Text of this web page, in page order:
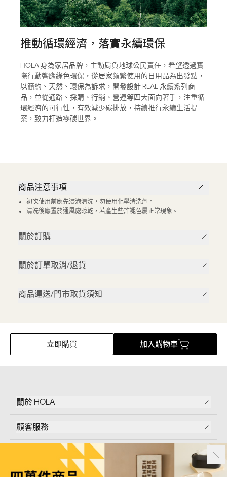
推動循環經濟，落實永續環保
HOLA 身為家居品牌，主動肩負地球公民責任，希望透過實
際行動響應綠色環保，從居家頻繁使用的日用品為出發點，
以簡約、天然、環保為訴求，開發設計 REAL 永續系列商
品，並從通路、採購、行銷、營運等四大面向著手，注重循
環經濟的可行性，有效減少碳排放，持續推行永續生活提
案，致力打造零碳世界。
商品注意事項
初次使用前應先浸泡清洗，勿使用化學清洗劑。
清洗後應置於通風處晾乾，若產生些許褪色屬正常現象。
關於訂購
關於訂單取消/退貨
商品運送/門市取貨須知
立即購買 加入購物車
關於 HOLA
顧客服務